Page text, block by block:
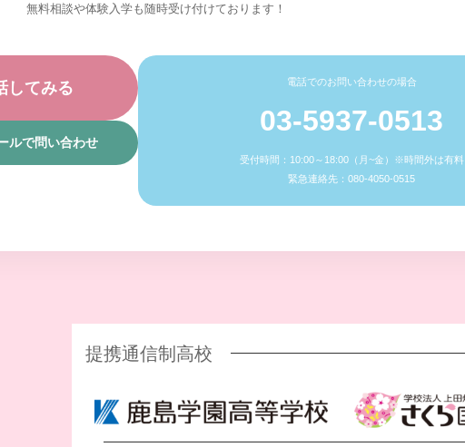
無料相談や体験入学も随時受け付けております！
してみる
ルで問い合わせ
電話でのお問い合わせの場合
03-5937-0513
受付時間：10:00～18:00（月~金）※時間外は有料
緊急連絡先：080-4050-0515
提携通信制高校